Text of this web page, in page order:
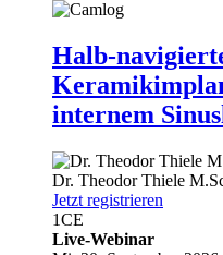
Halb-
internem
Dr. Theodor Thiele
Jetzt registrieren
1CE
Live-Webinar